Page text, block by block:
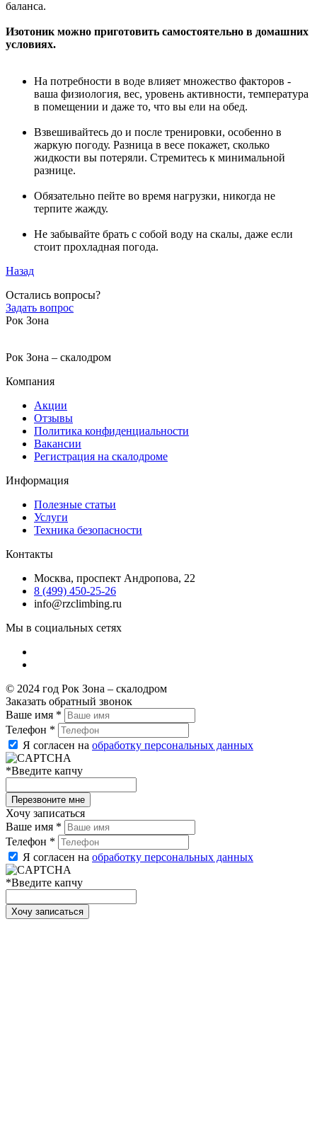
баланса.
Изотоник можно приготовить самостоятельно в домашних
условиях.
На потребности в воде влияет множество факторов -
ваша физиология, вес, уровень активности, температура
в помещении и даже то, что вы ели на обед.
Взвешивайтесь до и после тренировки, особенно в
жаркую погоду. Разница в весе покажет, сколько
жидкости вы потеряли. Стремитесь к минимальной
разнице.
Обязательно пейте во время нагрузки, никогда не
терпите жажду.
Не забывайте брать с собой воду на скалы, даже если
стоит прохладная погода.
Назад
Остались вопросы?
Задать вопрос
Рок Зона
Рок Зона – скалодром
Компания
Акции
Отзывы
Политика конфиденциальности
Вакансии
Регистрация на скалодроме
Информация
Полезные статьи
Услуги
Техника безопасности
Контакты
Москва, проспект Андропова, 22
8 (499) 450-25-26
info@rzclimbing.ru
Мы в социальных сетях
© 2024 год Рок Зона – скалодром
Заказать обратный звонок
Ваше имя *
Телефон *
Я согласен на обработку персональных данных
*Введите капчу
Хочу записаться
Ваше имя *
Телефон *
Я согласен на обработку персональных данных
*Введите капчу